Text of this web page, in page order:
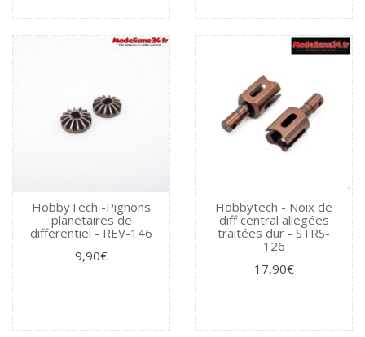
HobbyTech -Pignons
planetaires de
differentiel - REV-146
9,90€
Hobbytech - Noix de
diff central allegées
traitées dur - STRS-
126
17,90€